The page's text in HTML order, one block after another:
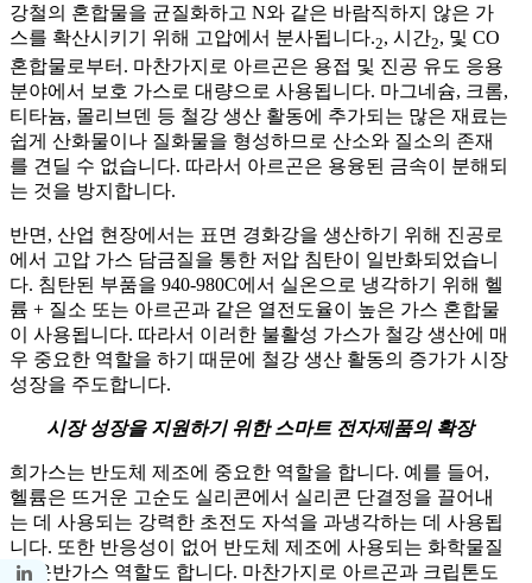
강철의 혼합물을 균질화하고 N와 같은 바람직하지 않은 가
스를 확산시키기 위해 고압에서 분사됩니다.2, 시간2, 및 CO
혼합물로부터. 마찬가지로 아르곤은 용접 및 진공 유도 응용
분야에서 보호 가스로 대량으로 사용됩니다. 마그네슘, 크롬,
티타늄, 몰리브덴 등 철강 생산 활동에 추가되는 많은 재료는
쉽게 산화물이나 질화물을 형성하므로 산소와 질소의 존재
를 견딜 수 없습니다. 따라서 아르곤은 용융된 금속이 분해되
는 것을 방지합니다.
반면, 산업 현장에서는 표면 경화강을 생산하기 위해 진공로
에서 고압 가스 담금질을 통한 저압 침탄이 일반화되었습니
다. 침탄된 부품을 940-980C에서 실온으로 냉각하기 위해 헬
륨 + 질소 또는 아르곤과 같은 열전도율이 높은 가스 혼합물
이 사용됩니다. 따라서 이러한 불활성 가스가 철강 생산에 매
우 중요한 역할을 하기 때문에 철강 생산 활동의 증가가 시장
성장을 주도합니다.
시장 성장을 지원하기 위한 스마트 전자제품의 확장
희가스는 반도체 제조에 중요한 역할을 합니다. 예를 들어,
헬륨은 뜨거운 고순도 실리콘에서 실리콘 단결정을 끌어내
는 데 사용되는 강력한 초전도 자석을 과냉각하는 데 사용됩
니다. 또한 반응성이 없어 반도체 제조에 사용되는 화학물질
의 운반가스 역할도 합니다. 마찬가지로 아르곤과 크립톤도